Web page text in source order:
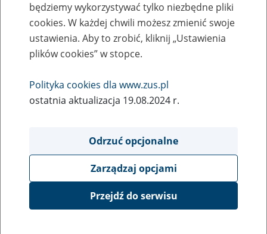
Przejdź do strony głównej
będziemy wykorzystywać tylko niezbędne pliki
cookies. W każdej chwili możesz zmienić swoje
ustawienia. Aby to zrobić, kliknij „Ustawienia
plików cookies” w stopce.
Polityka cookies dla www.zus.pl
ostatnia aktualizacja 19.08.2024 r.
Odrzuć opcjonalne
Zarządzaj opcjami
Przejdź do serwisu